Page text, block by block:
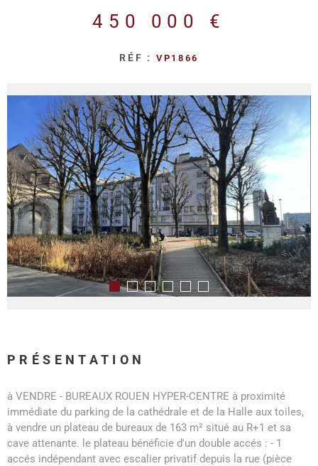
450 000 €
RÉF :VP1866
PRÉSENTATION
à VENDRE - BUREAUX ROUEN HYPER-CENTRE à proximité
immédiate du parking de la cathédrale et de la Halle aux toiles,
à vendre un plateau de bureaux de 163 m² situé au R+1 et sa
cave attenante. le plateau bénéficie d'un double accés : - 1
accés indépendant avec escalier privatif depuis la rue (pièce